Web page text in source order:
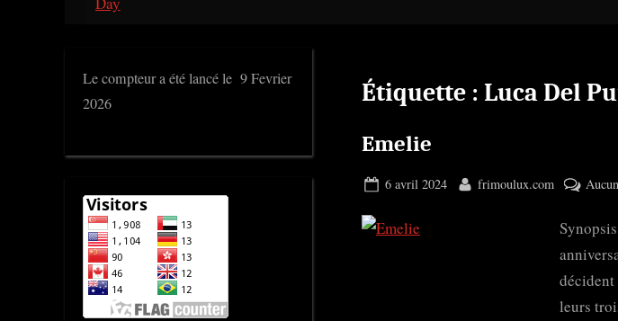
Étiquette : Luca Del
Emelie
Posted
6 avril 2024 By
frimoulux.com
leurs
Le compteur a été lancé le 9 Fevrier
2026